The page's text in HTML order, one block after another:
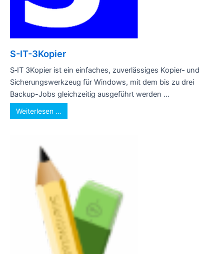
S-IT-3Kopier
S‑IT 3Kopier ist ein einfaches, zuverlässiges Kopier‑ und
Sicherungswerkzeug für Windows, mit dem bis zu drei
Backup-Jobs gleichzeitig ausgeführt werden ...
Weiterlesen …